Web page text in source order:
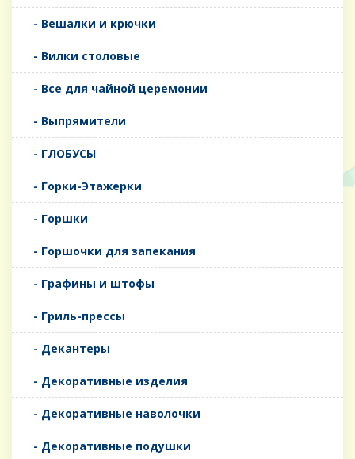
- Вешалки и крючки
- Вилки столовые
- Все для чайной церемонии
- Выпрямители
- ГЛОБУСЫ
- Горки-Этажерки
- Горшки
- Горшочки для запекания
- Графины и штофы
- Гриль-прессы
- Декантеры
- Декоративные изделия
- Декоративные наволочки
- Декоративные подушки